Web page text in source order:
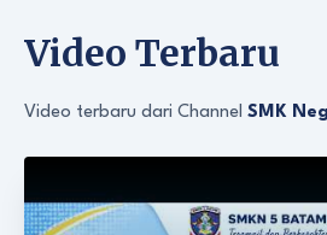
Video Terbaru
Video terbaru dari Channel SMK